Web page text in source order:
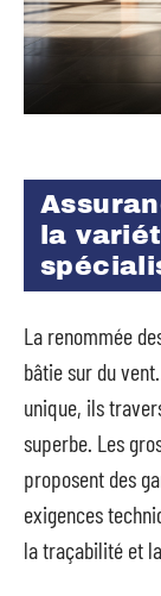
la
La renommée
bâtie sur du
unique, ils
superbe. Les
proposent des
exigences
la traçabilité et